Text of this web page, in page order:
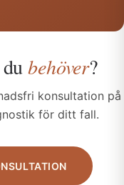
dubehöver?
konsultation på
för ditt fall.